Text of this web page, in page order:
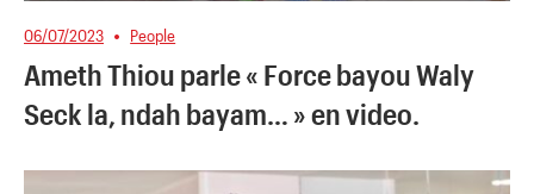
06/07/2023 People
Ameth Thiou parle « Force bayou Waly
Seck la, ndah bayam… » en video.